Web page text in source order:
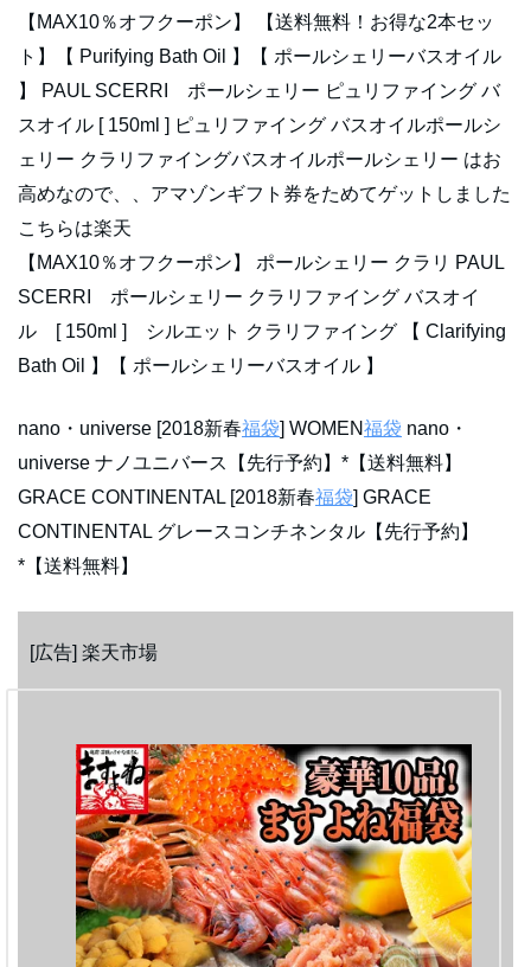
【MAX10％オフクーポン】 【送料無料！お得な2本セッ
ト】【 Purifying Bath Oil 】【 ポールシェリーバスオイル
】 PAUL SCERRI ポールシェリー ピュリファイング バ
スオイル [ 150ml ] ピュリファイング バスオイルポールシ
ェリー クラリファイングバスオイルポールシェリー はお
高めなので、、アマゾンギフト券をためてゲットしました
こちらは楽天
【MAX10％オフクーポン】 ポールシェリー クラリ PAUL
SCERRI ポールシェリー クラリファイング バスオイ
ル [ 150ml ] シルエット クラリファイング 【 Clarifying
Bath Oil 】【 ポールシェリーバスオイル 】
nano・universe [2018新春福袋] WOMEN福袋 nano・
universe ナノユニバース【先行予約】*【送料無料】
GRACE CONTINENTAL [2018新春福袋] GRACE
CONTINENTAL グレースコンチネンタル【先行予約】
*【送料無料】
[広告] 楽天市場